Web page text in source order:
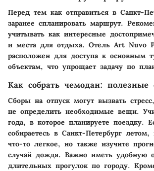
Перед тем как отправиться в Санкт-
заранее спланировать маршрут.
учитывать как интересные
и места для отдыха. Отель Art Nuvo
расположен для доступа к основным
объектам, что упрощает задачу по
Как собрать чемодан: полезные
Сборы на отпуск могут вызвать
не определить необходимые вещи.
года, в которое планируете поездку.
собираетесь в Санкт-Петербург летом,
что-то легкое, но также изучите
случай дождя. Важно иметь удобную
длительных прогулок по городу.